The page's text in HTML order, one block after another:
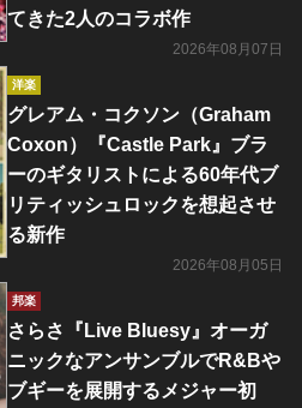
てきた2人のコラボ作
2026年08月07日
洋楽
グレアム・コクソン（Graham
Coxon）『Castle Park』ブラ
ーのギタリストによる60年代ブ
リティッシュロックを想起させ
る新作
2026年08月05日
邦楽
さらさ『Live Bluesy』オーガ
ニックなアンサンブルでR&Bや
ブギーを展開するメジャー初